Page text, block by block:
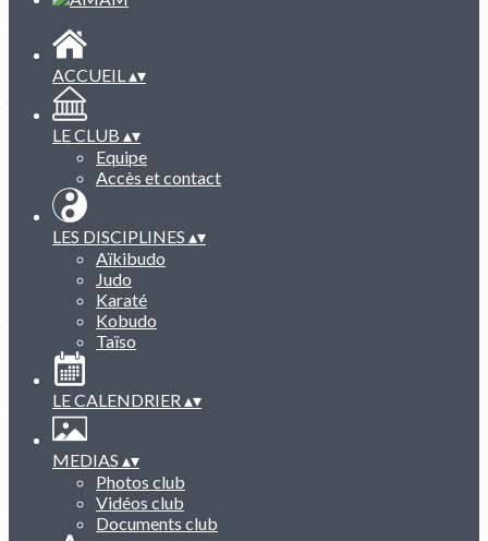
ACCUEIL▴▾
LE CLUB ▴▾
Equipe
Accès et contact
LES DISCIPLINES ▴▾
Aïkibudo
Judo
Karaté
Kobudo
Taïso
LE CALENDRIER▴▾
MEDIAS ▴▾
Photos club
Vidéos club
Documents club